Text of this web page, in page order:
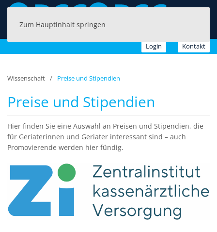
Zum Hauptinhalt springen
Login Kontakt
Wissenschaft Preise und Stipendien
Preise und Stipendien
Hier finden Sie eine Auswahl an Preisen und Stipendien, die
für Geriaterinnen und Geriater interessant sind – auch
Promovierende werden hier fündig.